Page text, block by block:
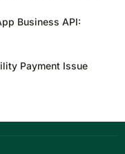
Business API:
Payment Issue